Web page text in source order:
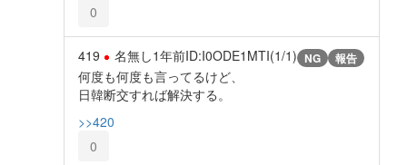
0
419 名無し1年前ID:I0ODE1MTI(1/1) NG 報告
何度も何度も言ってるけど、
日韓断交すれば解決する。
>>420
0